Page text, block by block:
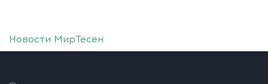
Новости МирТесен